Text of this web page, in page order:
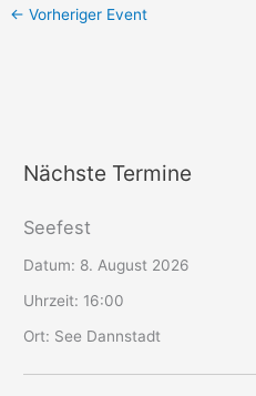
← Vorheriger Event
Nächste Termine
Seefest
Datum: 8. August 2026
Uhrzeit: 16:00
Ort: See Dannstadt